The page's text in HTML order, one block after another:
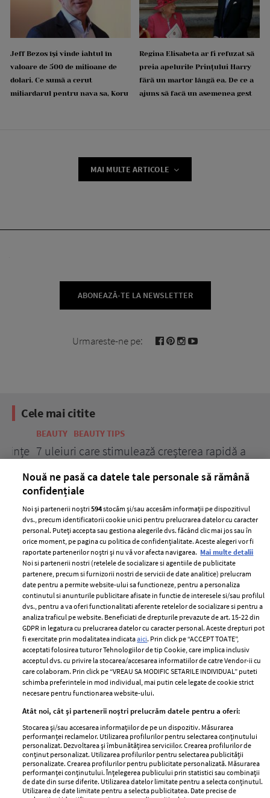
Jeff Bezos își vinde iahtul în
valoare de 500 de milioane de
dolari. Ce sumă a cerut
miliardarul pentru nava sa, Koru
Regina Elisabeta ar fi refuzat să
preia apelurile Prințului Harry
fără un martor lângă ea. De ce a
ajuns să facă un asemenea gest
MAI MULTE ARTICOLE
ABONEAZĂ-TE LA NEWSLETTER
Urmareste-ne pe:
Cele mai citite
BEAUTY BEAUTY TIPS
7 uleiuri care stimulează creșterea rapidă a
ELLE Style Awards
2024
Despre ELLE
Romania
Contact
Abonamente
Termeni si conditii
Politica de
confidențialitate
Politica de cookies
Publicitate
GSP
Unica
Baby
Retete
femei
Viva
Avantaje
Retete practice
Nouă ne pasă ca datele tale personale să rămână
confidențiale
Noi și partenerii noștri594stocăm și/sau accesăm informații pe dispozitivul
dvs., precum identificatorii cookie unici pentru prelucrarea datelor cu caracter
personal. Puteți accepta sau gestiona alegerile dvs. făcând clic mai jos sau în
orice moment, pe pagina cu politica de confidențialitate. Aceste alegeri vor fi
raportate partenerilor noștri și nu vă vor afecta navigarea. Mai multe detalii
Noi si partenerii nostri (retelele de socializare si agentiile de publicitate
partenere, precum si furnizorii nostri de servicii de date analitice) prelucram
date pentru a permite website-ului sa functioneze, pentru a personaliza
continutul si anunturile publicitare afisate in functie de interesele si/sau profilul
dvs., pentru a va oferi functionalitati aferente retelelor de socializare si pentru a
analiza traficul pe website. Beneficiati de drepturile prevazute de art. 15-22 din
GDPR in legatura cu prelucrarea datelor cu caracter personal. Aceste drepturi pot
fi exercitate prin modalitatea indicataaici. Prin click pe “ACCEPT TOATE”,
acceptati folosirea tuturor Tehnologiilor de tip Cookie, care implica inclusiv
acceptul dvs. cu privire la stocarea/accesarea informatiilor de catre Vendor-ii cu
care colaboram. Prin click pe “VREAU SA MODIFIC SETARILE INDIVIDUAL” puteti
schimba preferintele in mod individual, mai putin cele legate de cookie strict
necesare pentru functionarea website-ului.
Atât noi, cât și partenerii noștri prelucrăm datele pentru a oferi:
Stocarea și/sau accesarea informațiilor de pe un dispozitiv. Măsurarea
performanței reclamelor. Utilizarea profilurilor pentru selectarea conținutului
personalizat. Dezvoltarea și îmbunătățirea serviciilor. Crearea profilurilor de
conținut personalizat. Utilizarea profilurilor pentru selectarea publicității
personalizate. Crearea profilurilor pentru publicitate personalizată. Măsurarea
performanței conținutului. Înțelegerea publicului prin statistici sau combinații
de date din surse diferite. Utilizarea datelor limitate pentru a selecta conținutul.
Utilizarea de date limitate pentru a selecta publicitatea. Date precise de